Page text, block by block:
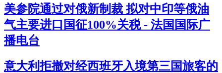
美参院通过对俄新制裁 拟对中印等俄油
气主要进口国征100%关税 - 法国国际广
播电台
意大利拒撤对经西班牙入境第三国旅客的